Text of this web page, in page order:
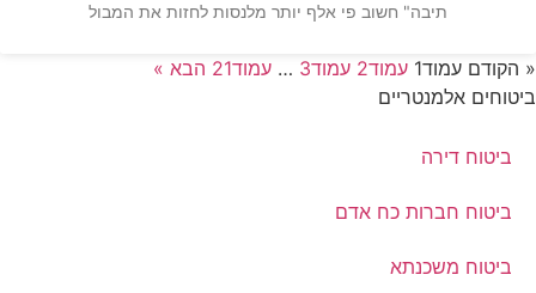
תיבה" חשוב פי אלף יותר מלנסות לחזות את המבול
« הקודם עמוד1 עמוד2 עמוד3
… עמוד21 הבא »
ביטוחים אלמנטריים
ביטוח דירה
ביטוח חברות כח אדם
ביטוח משכנתא